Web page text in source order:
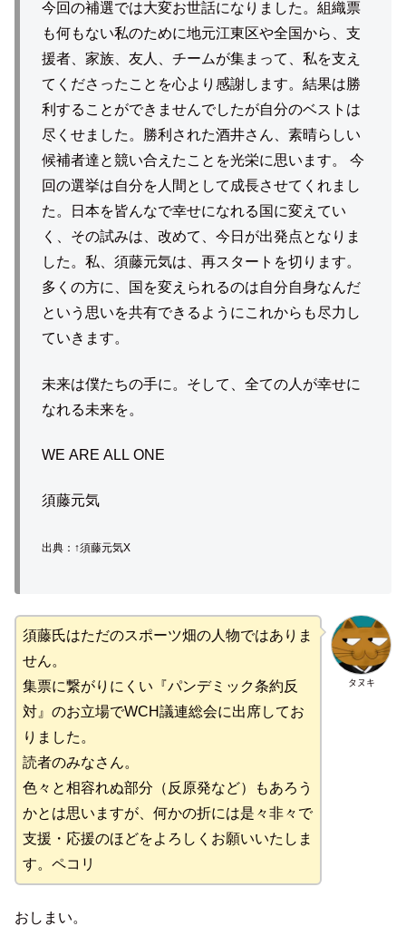
今回の補選では大変お世話になりました。組織票
も何もない私のために地元江東区や全国から、支
援者、家族、友人、チームが集まって、私を支え
てくださったことを心より感謝します。結果は勝
利することができませんでしたが自分のベストは
尽くせました。勝利された酒井さん、素晴らしい
候補者達と競い合えたことを光栄に思います。 今
回の選挙は自分を人間として成長させてくれまし
た。日本を皆んなで幸せになれる国に変えてい
く、その試みは、改めて、今日が出発点となりま
した。私、須藤元気は、再スタートを切ります。
多くの方に、国を変えられるのは自分自身なんだ
という思いを共有できるようにこれからも尽力し
ていきます。
未来は僕たちの手に。そして、全ての人が幸せに
なれる未来を。
WE ARE ALL ONE
須藤元気
出典：↑須藤元気X
タヌキ
須藤氏はただのスポーツ畑の人物ではありま
せん。
集票に繋がりにくい『パンデミック条約反
対』のお立場でWCH議連総会に出席してお
りました。
読者のみなさん。
色々と相容れぬ部分（反原発など）もあろう
かとは思いますが、何かの折には是々非々で
支援・応援のほどをよろしくお願いいたしま
す。ペコリ
おしまい。